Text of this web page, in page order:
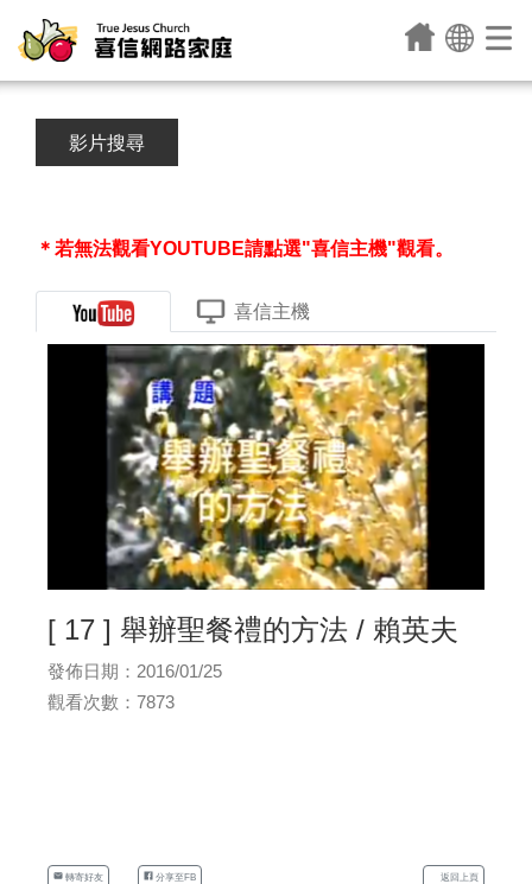
影片搜尋
＊若無法觀看YOUTUBE請點選"喜信主機"觀看。
喜信主機
[ 17 ] 舉辦聖餐禮的方法 / 賴英夫
發佈日期：2016/01/25
觀看次數：7873
轉寄好友 分享至FB 返回上頁